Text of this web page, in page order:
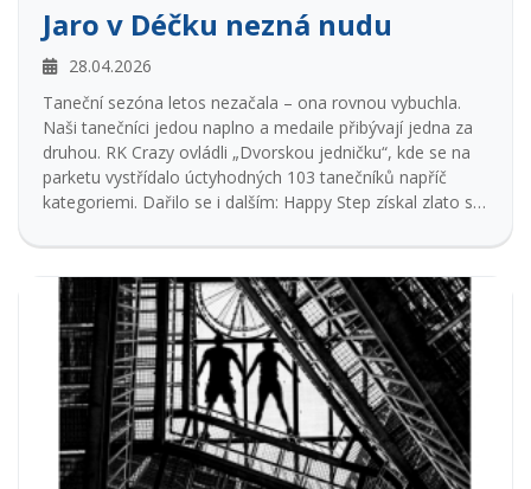
Jaro v Déčku nezná nudu
28.04.2026
Taneční sezóna letos nezačala – ona rovnou vybuchla.
Naši tanečníci jedou naplno a medaile přibývají jedna za
druhou. RK Crazy ovládli „Dvorskou jedničku“, kde se na
parketu vystřídalo úctyhodných 103 tanečníků napříč
kategoriemi. Dařilo se i dalším: Happy Step získal zlato s
z každé věkové kategorie z Třebechovic a Grace Move
zazářil na karnevale v Javornici. Úspěchy jsme potvrdili i
na prestižních soutěžích Czech Dance Master v Hradci a
TMD Praha, odkud si skupiny odvezly medailová umístění
i postup na mistrovství Evropy. Rychnovští tanečníci z RK
Crazy tak znovu ukázali, že patří k české špičce. Na
Holešovském talentu sice medaile necinkla, o to víc nás
ale potěšilo uznání poroty za originalitu a výrazný
umělecký dojem – zejména za naše trampolíny a skákací
boty.